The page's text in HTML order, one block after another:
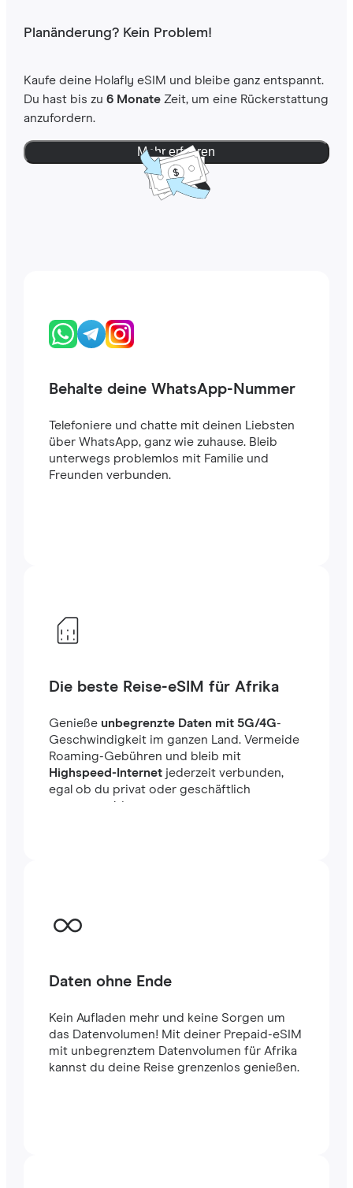
Planänderung? Kein Problem!
Kaufe deine Holafly eSIM und bleibe ganz entspannt.
Du hast bis zu 6 MonateZeit, um eine Rückerstattung
anzufordern.
Mehr erfahren
Behalte deine WhatsApp-Nummer
Telefoniere und chatte mit deinen Liebsten
über WhatsApp, ganz wie zuhause. Bleib
unterwegs problemlos mit Familie und
Freunden verbunden.
Die beste Reise-eSIM für Afrika
Genieße unbegrenzte Daten mit 5G/4G-
Geschwindigkeit im ganzen Land. Vermeide
Roaming-Gebühren und bleib mit
Highspeed-Internetjederzeit verbunden,
egal ob du privat oder geschäftlich
unterwegs bist.
Daten ohne Ende
Kein Aufladen mehr und keine Sorgen um
das Datenvolumen! Mit deiner Prepaid-eSIM
mit unbegrenztem Datenvolumen für Afrika
kannst du deine Reise grenzenlos genießen.